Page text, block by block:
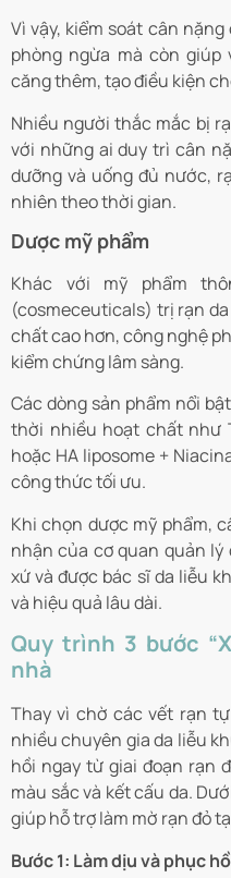
Vì vậy, kiểm soát cân
phòng ngừa mà còn
căng thêm, tạo điều kiện
Nhiều người thắc mắc bị
với những ai duy trì cân
dưỡng và uống đủ nước,
nhiên theo thời gian.
Dược mỹ phẩm
Khác với mỹ phẩm
(cosmeceuticals) trị rạn
chất cao hơn, công nghệ
kiểm chứng lâm sàng.
Các dòng sản phẩm nổi
thời nhiều hoạt chất như
hoặc HA liposome +
công thức tối ưu.
Khi chọn dược mỹ phẩm,
nhận của cơ quan quản
xứ và được bác sĩ da liễu
và hiệu quả lâu dài.
Quy trình 3 bước
nhà
Thay vì chờ các vết rạn
nhiều chuyên gia da liễu
hồi ngay từ giai đoạn rạn
màu sắc và kết cấu da.
giúp hỗ trợ làm mờ rạn đỏ
Bước 1: Làm dịu và phục